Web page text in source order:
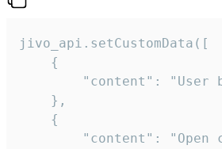
jivo_api.setCustomData([
    {
"content": "User
    },
    {
"content": "Open